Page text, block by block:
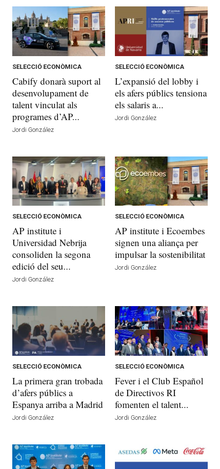
SELECCIÓ ECONÒMICA
Cabify donarà suport al
desenvolupament de
talent vinculat als
programes d’AP...
Jordi González
SELECCIÓ ECONÒMICA
L’expansió del lobby i
els afers públics tensiona
els salaris a...
Jordi González
SELECCIÓ ECONÒMICA
AP institute i
Universidad Nebrija
consoliden la segona
edició del seu...
Jordi González
SELECCIÓ ECONÒMICA
AP institute i Ecoembes
signen una aliança per
impulsar la sostenibilitat
Jordi González
SELECCIÓ ECONÒMICA
La primera gran trobada
d’afers públics a
Espanya arriba a Madrid
Jordi González
SELECCIÓ ECONÒMICA
Fever i el Club Español
de Directivos RI
fomenten el talent...
Jordi González